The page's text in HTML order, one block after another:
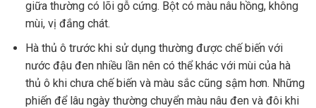
giữa thường có lõi gỗ cứng. Bột có màu nâu hồng, không
mùi, vị đắng chát.
Hà thủ ô trước khi sử dụng thường được chế biến với
nước đậu đen nhiều lần nên có thể khác với mùi của hà
thủ ô khi chưa chế biến và màu sắc cũng sậm hơn. Những
phiến để lâu ngày thường chuyển màu nâu đen và đôi khi